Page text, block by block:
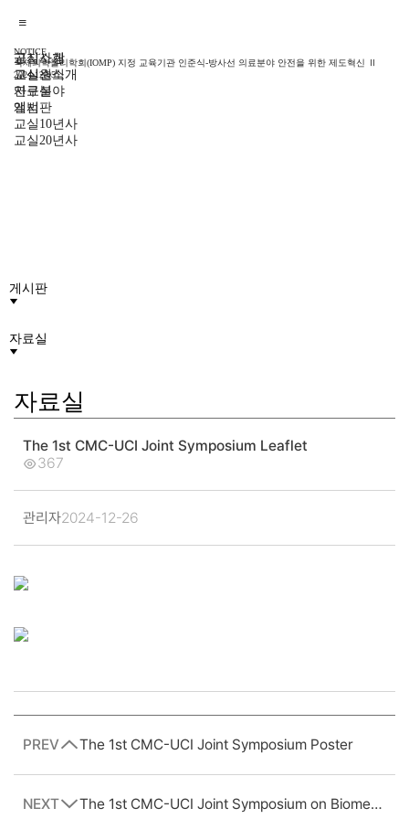
NOTICE
국제의학물리학회(IOMP) 지정 교육기관 인준식-방사선 의료분야 안전을 위한 제도혁신 Ⅱ
2024-12-05
게시판
생명을 살리는 공학, 의공학교실
게시판
교실소개
교실원소개
연구분야
게시판
교실10년사
교실20년사
자료실
공지사항
교실소식
자료실
앨범
자료실
The 1st CMC-UCI Joint Symposium Leaflet
367
관리자2024-12-26
PREV The 1st CMC-UCI Joint Symposium Poster
NEXT The 1st CMC-UCI Joint Symposium on Biomedical Imaging 초록집